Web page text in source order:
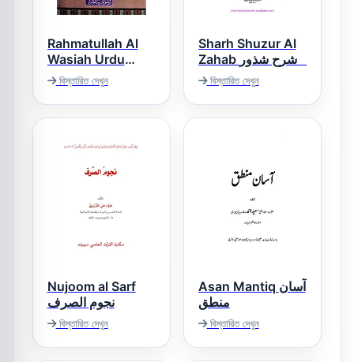
Rahmatullah Al
Wasiah Urdu
Sharha
Hujjatullah Al
Baligha رحمۃ اللہ
الواسعۃ اردو شرح
বিস্তারিত দেখুন
Sharh Shuzur Al
Zahab شرح شذور
الذھب
বিস্তারিত দেখুন
Nujoom al Sarf
نجوم الصرف
বিস্তারিত দেখুন
Asan Mantiq آسان
منطق
বিস্তারিত দেখুন